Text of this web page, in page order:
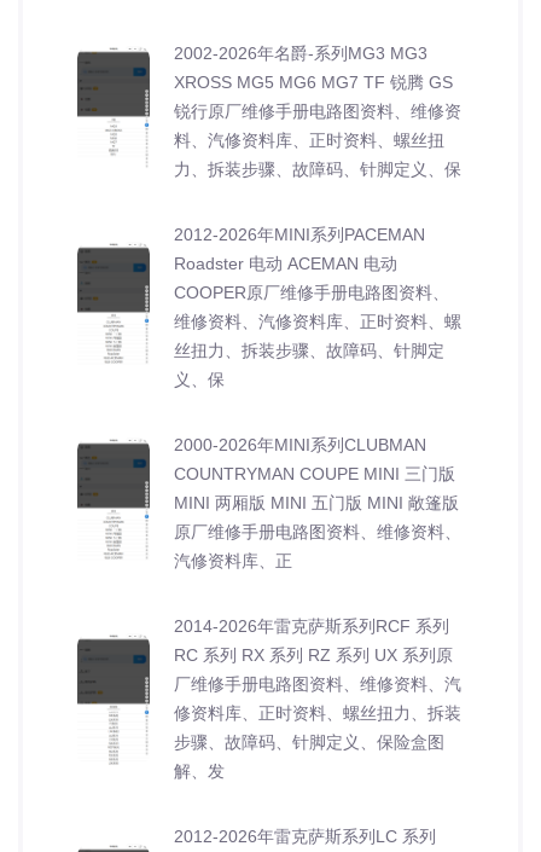
2002-2026年名爵-系列MG3 MG3
XROSS MG5 MG6 MG7 TF 锐腾 GS
锐行原厂维修手册电路图资料、维修资
料、汽修资料库、正时资料、螺丝扭
力、拆装步骤、故障码、针脚定义、保
2012-2026年MINI系列PACEMAN
Roadster 电动 ACEMAN 电动
COOPER原厂维修手册电路图资料、
维修资料、汽修资料库、正时资料、螺
丝扭力、拆装步骤、故障码、针脚定
义、保
2000-2026年MINI系列CLUBMAN
COUNTRYMAN COUPE MINI 三门版
MINI 两厢版 MINI 五门版 MINI 敞篷版
原厂维修手册电路图资料、维修资料、
汽修资料库、正
2014-2026年雷克萨斯系列RCF 系列
RC 系列 RX 系列 RZ 系列 UX 系列原
厂维修手册电路图资料、维修资料、汽
修资料库、正时资料、螺丝扭力、拆装
步骤、故障码、针脚定义、保险盒图
解、发
2012-2026年雷克萨斯系列LC 系列